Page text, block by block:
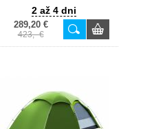
2 až 4 dni
289,20 €
423,- €